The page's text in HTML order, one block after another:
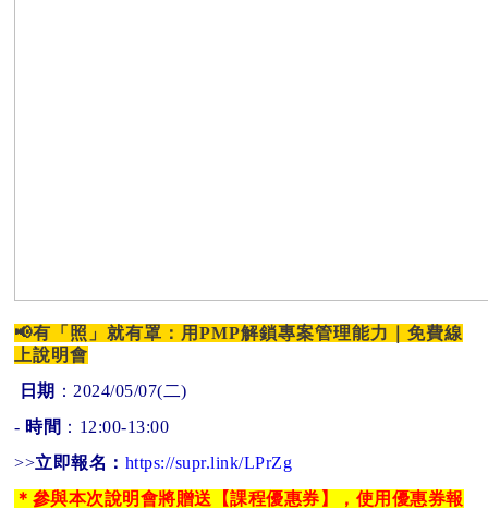
📢有「照」就有罩：用PMP解鎖專案管理能力｜免費線
上說明會
日期 ：2024/05/07(二)
- 時間 ：12:00-13:00
>>立即報名： https://supr.link/LPrZg
＊參與本次說明會將贈送【課程優惠券】，使用優惠券報